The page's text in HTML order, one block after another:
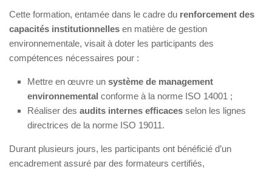
Cette formation, entamée dans le cadre du renforcement des
capacités institutionnelles en matière de gestion
environnementale, visait à doter les participants des
compétences nécessaires pour :
Mettre en œuvre un système de management
environnemental conforme à la norme ISO 14001 ;
Réaliser des audits internes efficaces selon les lignes
directrices de la norme ISO 19011.
Durant plusieurs jours, les participants ont bénéficié d’un
encadrement assuré par des formateurs certifiés,